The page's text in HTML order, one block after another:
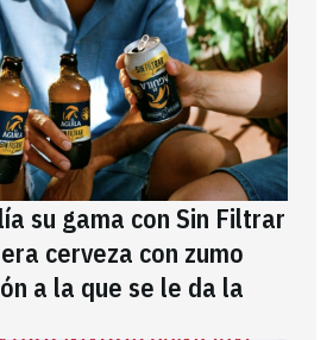
su gama con Sin Filtrar
cerveza con zumo
a la que se le da la